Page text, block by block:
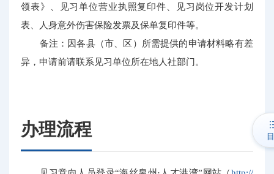
领表》、见习单位营业执照复印件、见习岗位开发计划
表、人身意外伤害保险发票及保单复印件等。
备注：因各县（市、区）所需提供的申请材料略有差
异，申请前请联系见习单位所在地人社部门。
办理流程